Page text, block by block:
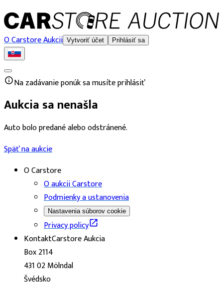
O Carstore Aukcii Vytvoriť účet Prihlásiť sa
Na zadávanie ponúk sa musíte prihlásiť
Aukcia sa nenašla
Auto bolo predané alebo odstránené.
Späť na aukcie
O Carstore
O aukcii Carstore
Podmienky a ustanovenia
Nastavenia súborov cookie
Privacy policy
KontaktCarstore Aukcia
Box 2114
431 02 Mölndal
Švédsko